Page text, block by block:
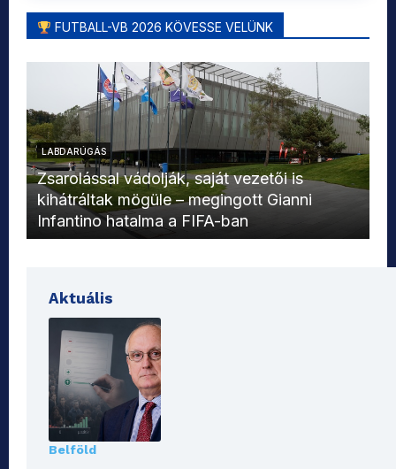
FUTBALL-VB 2026 KÖVESSE VELÜNK
LABDARÚGÁS
Zsarolással vádolják, saját vezetői is
kihátráltak mögüle – megingott Gianni
Infantino hatalma a FIFA-ban
Aktuális
Belföld